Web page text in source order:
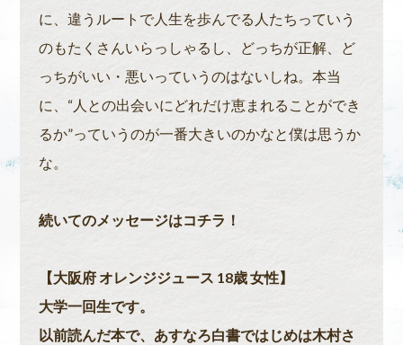
に、違うルートで人生を歩んでる人たちっていう
のもたくさんいらっしゃるし、どっちが正解、ど
っちがいい・悪いっていうのはないしね。本当
に、“人との出会いにどれだけ恵まれることができ
るか”っていうのが一番大きいのかなと僕は思うか
な。
続いてのメッセージはコチラ！
【大阪府 オレンジジュース 18歳 女性】
大学一回生です。
以前読んだ本で、あすなろ白書ではじめは木村さ